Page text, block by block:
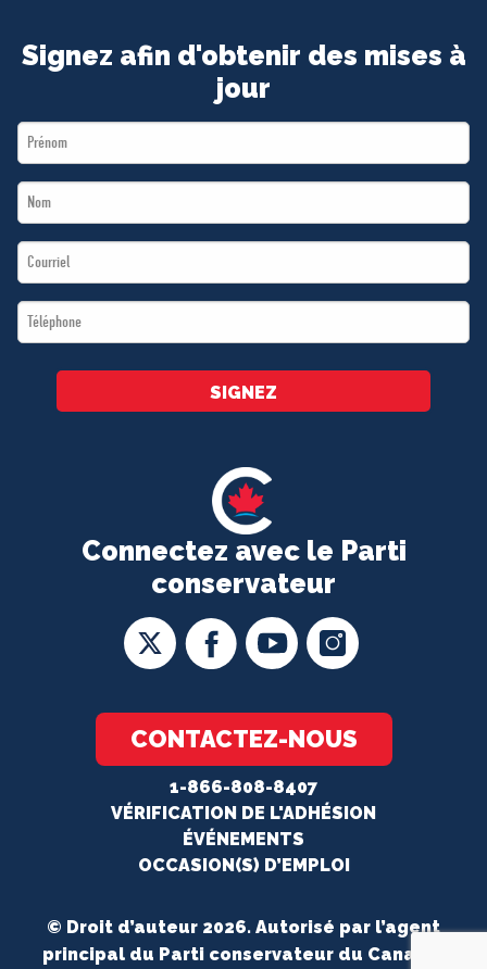
Connectez avec le Parti
conservateur
CONTACTEZ-NOUS
1-866-808-8407
VÉRIFICATION DE L'ADHÉSION
ÉVÉNEMENTS
OCCASION(S) D’EMPLOI
Signez afin d'obtenir des mises à
jour
First
Name
Last
Name
Email
*
Téléphone
*
SIGNEZ
© Droit d’auteur 2026. Autorisé par l’agent
principal du Parti conservateur du Canada.